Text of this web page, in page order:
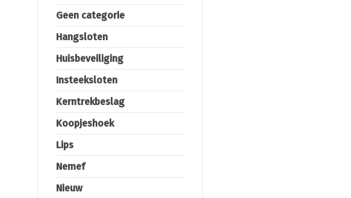
Geen categorie
Hangsloten
Huisbeveiliging
Insteeksloten
Kerntrekbeslag
Koopjeshoek
Lips
Nemef
Nieuw